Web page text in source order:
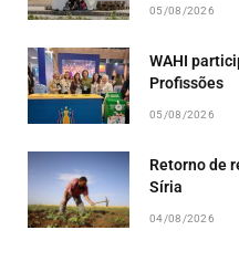
05/08/2026
WAHI
Profissões
05/08/2026
Retorno de
Síria
04/08/2026